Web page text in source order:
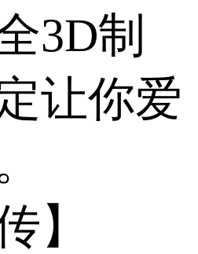
3D制
让你爱
】